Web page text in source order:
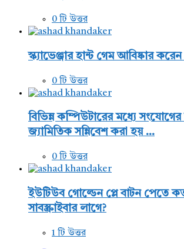
0 টি উত্তর
স্ক্যাভেঞ্জার হান্ট গেম আবিষ্কার
0 টি উত্তর
বিভিন্ন কম্পিউটারের মধ্যে
জ্যামিতিক সন্নিবেশ করা হয় ...
0 টি উত্তর
ইউটিউব গোল্ডেন প্লে বাটন পেতে
সাবস্ক্রাইবার লাগে?
1 টি উত্তর